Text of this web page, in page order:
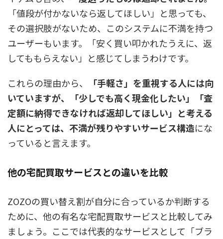
「値段が付かないなら返してほしい」と思っても、
その選択肢がないため、このシステムに不満を持つ
ユーザーもいます。「安く買い叩かれたうえに、返
してももらえない」と感じてしまうわけです。
これらの理由から、
「手軽さ」を重視する人には向
いていますが、「少しでも高く現金化したい」「査
定額に納得できなければ返却してほしい」と考える
人にとっては、不満が残りやすいサービス構造にな
っていると言えます。
他の宅配買取サービスとの違いを比較
ZOZOの買い替え割が自分に合っているか判断する
ために、他の有名な宅配買取サービスと比較してみ
ましょう。ここでは代表的なサービスとして「ブラ